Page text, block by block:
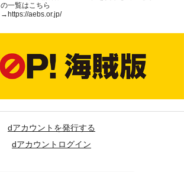
の一覧はこちら
→ https://aebs.or.jp/
dアカウントを発行する
dアカウントログイン